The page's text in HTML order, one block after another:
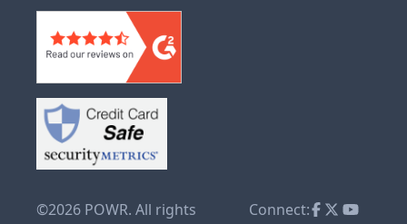
©2026 POWR. All rights
Connect: